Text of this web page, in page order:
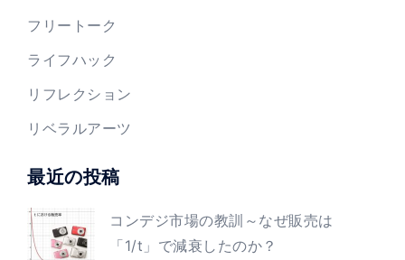
フリートーク
ライフハック
リフレクション
リベラルアーツ
最近の投稿
コンデジ市場の教訓～なぜ販売は
「1/t」で減衰したのか？